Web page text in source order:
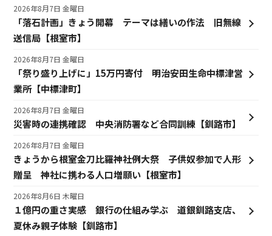
「落石計画」きょう開幕 テーマは繕いの作法 旧無線
送信局【根室市】
2026年8月7日 金曜日
「祭り盛り上げに」15万円寄付 明治安田生命中標津営
業所【中標津町】
2026年8月7日 金曜日
災害時の連携確認 中央消防署など合同訓練【釧路市】
2026年8月7日 金曜日
きょうから根室金刀比羅神社例大祭 子供奴参加で人形
贈呈 神社に携わる人口増願い【根室市】
2026年8月7日 金曜日
１億円の重さ実感 銀行の仕組み学ぶ 道銀釧路支店、
夏休み親子体験【釧路市】
2026年8月6日 木曜日